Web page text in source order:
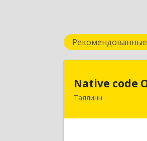
Native code
Таллинн
13424, Estonia,